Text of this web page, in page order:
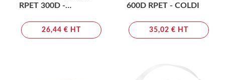
RPET 300D -
26,44 € HT
600D RPET - COLDI
35,02 € HT